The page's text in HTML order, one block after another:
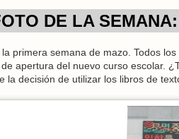
DE LA
primera semana de mazo. Todos
apertura del nuevo curso escolar.
la decisión de utilizar los libros de